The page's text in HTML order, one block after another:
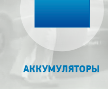
АККУМУЛЯТОРЫ